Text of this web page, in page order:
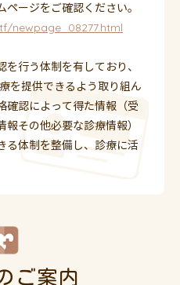
ージをご確認ください。
newpage_08277.html
行う体制を有しており、
を提供できるよう取り組ん
確認によって得た情報（受
その他必要な診療情報）
る体制を整備し、診療に活
ご案内